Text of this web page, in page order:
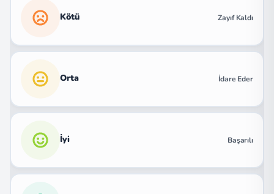
Kötü Zayıf Kaldı
Orta İdare Eder
İyi Başarılı